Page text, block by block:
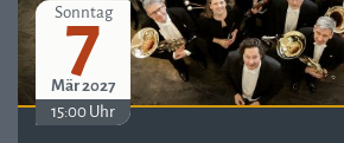
Sonntag
7
Mär 2027
15:00 Uhr